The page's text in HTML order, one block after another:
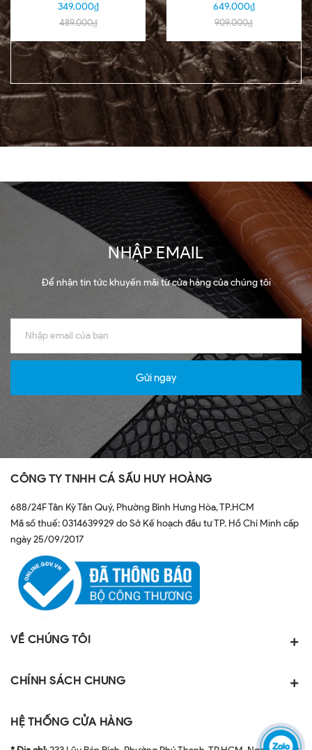
màu HD7140-51
349.000₫
489.000₫
02-03-04-05-06-07-
09-16
649.000₫
909.000₫
NHẬP EMAIL
Để nhận tin tức khuyến mãi từ cửa hàng của chúng tôi
Gửi ngay
CÔNG TY TNHH CÁ SẤU HUY HOÀNG
688/24F Tân Kỳ Tân Quý, Phường Bình Hưng Hòa, TP.HCM
Mã số thuế: 0314639929 do Sở Kế hoạch đầu tư TP. Hồ Chí Minh cấp
ngày 25/09/2017
VỀ CHÚNG TÔI
CHÍNH SÁCH CHUNG
HỆ THỐNG CỬA HÀNG